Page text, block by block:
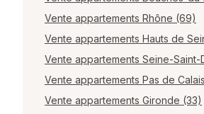
Vente appartements Rhône (69)
Vente appartements Hauts de
Vente appartements Seine-Saint-
Vente appartements Pas de
Vente appartements Gironde (33)